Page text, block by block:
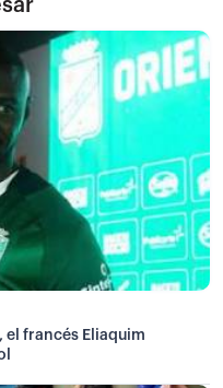
el francés Eliaquim